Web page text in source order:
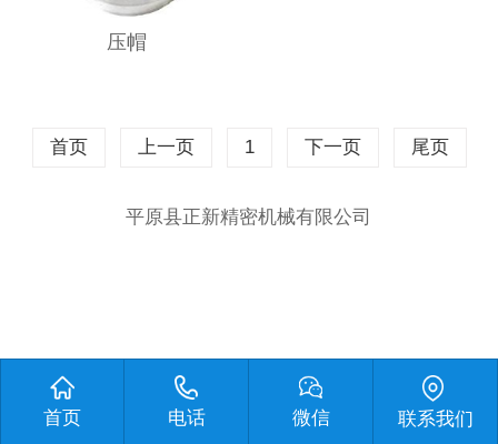
压帽
首页 上一页 1 下一页 尾页
平原县正新精密机械有限公司
首页 电话 微信 联系我们